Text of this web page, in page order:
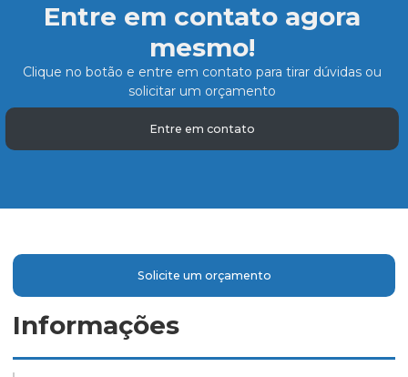
Entre em contato agora
mesmo!
Clique no botão e entre em contato para tirar dúvidas ou
solicitar um orçamento
Entre em contato
Solicite um orçamento
Informações